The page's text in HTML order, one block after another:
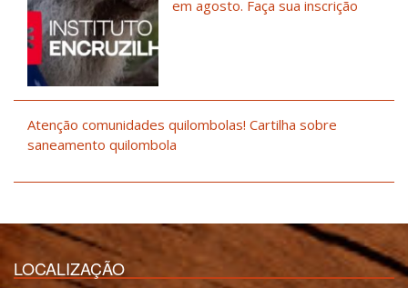
em agosto. Faça sua inscrição
Atenção comunidades quilombolas! Cartilha sobre
saneamento quilombola
LOCALIZAÇÃO